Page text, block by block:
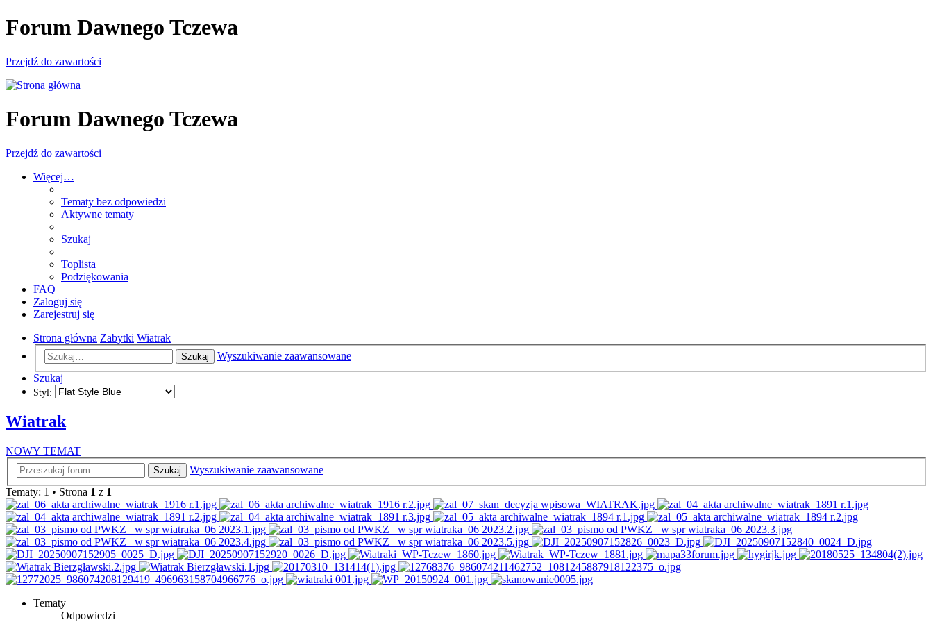
Forum Dawnego Tczewa
Przejdź do zawartości
Forum Dawnego Tczewa
Przejdź do zawartości
Więcej…
Tematy bez odpowiedzi
Aktywne tematy
Szukaj
Toplista
Podziękowania
FAQ
Zaloguj się
Zarejestruj się
Strona główna Zabytki Wiatrak
Szukaj
Wyszukiwanie zaawansowane
Szukaj
Styl:
Wiatrak
NOWY TEMAT
Szukaj
Wyszukiwanie zaawansowane
Tematy: 1 • Strona 1 z 1
Tematy
Odpowiedzi